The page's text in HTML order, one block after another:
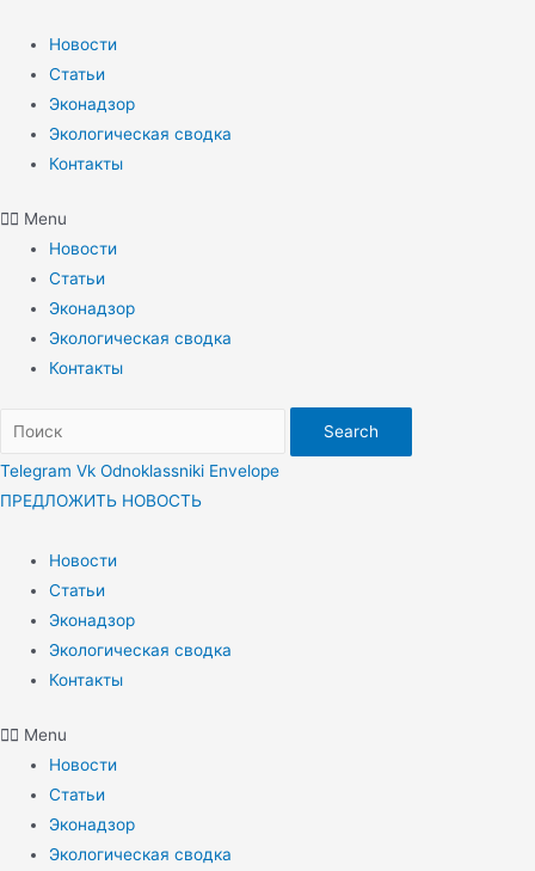
содержимому
Новости
Статьи
Эконадзор
Экологическая сводка
Контакты
Menu
Новости
Статьи
Эконадзор
Экологическая сводка
Контакты
Search
Telegram Vk Odnoklassniki Envelope
ПРЕДЛОЖИТЬ НОВОСТЬ
Новости
Статьи
Эконадзор
Экологическая сводка
Контакты
Menu
Новости
Статьи
Эконадзор
Экологическая сводка